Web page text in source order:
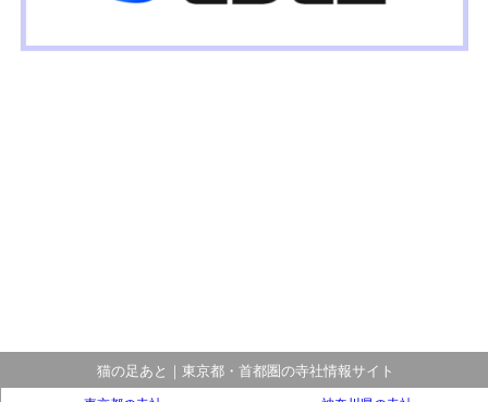
猫の足あと｜東京都・首都圏の寺社情報サイト